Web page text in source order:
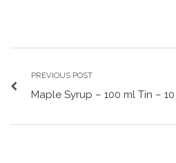
PREVIOUS POST
Maple Syrup – 100 ml Tin –